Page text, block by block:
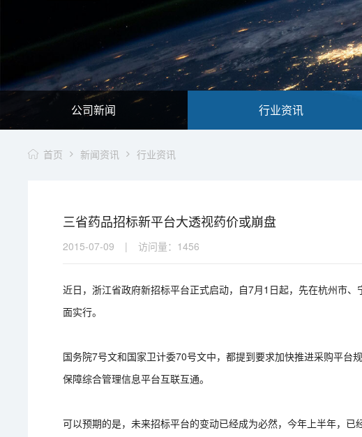
公司新闻 行业资讯
首页 新闻资讯 行业资讯
三省药品招标新平台大透视药价或崩盘
2015-07-09 | 访问量： 1456
近日，浙江省政府新招标平台正式启动，自7月1日起，先在杭州市
面实行。
国务院7号文和国家卫计委70号文中，都提到要求加快推进采购平台
保障综合管理信息平台互联互通。
可以预期的是，未来招标平台的变动已经成为必然，今年上半年，